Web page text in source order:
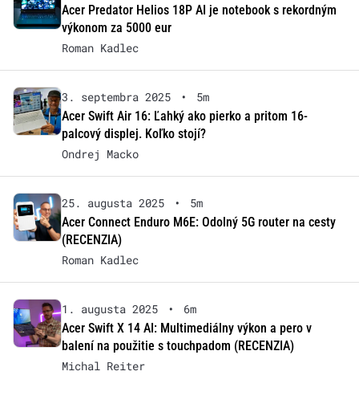
Acer Predator Helios 18P AI je notebook s rekordným
výkonom za 5000 eur
Roman Kadlec
3. septembra 2025 •
5m
Acer Swift Air 16: Ľahký ako pierko a pritom 16-
palcový displej. Koľko stojí?
Ondrej Macko
25. augusta 2025 •
5m
Acer Connect Enduro M6E: Odolný 5G router na cesty
(RECENZIA)
Roman Kadlec
1. augusta 2025 •
6m
Acer Swift X 14 AI: Multimediálny výkon a pero v
balení na použitie s touchpadom (RECENZIA)
Michal Reiter